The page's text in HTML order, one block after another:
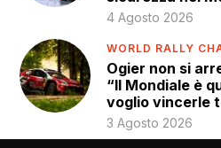
4 Agosto 2026
WORLD RALLY
Ogier non si
“Il Mondiale è
voglio vincerle
3 Agosto 2026